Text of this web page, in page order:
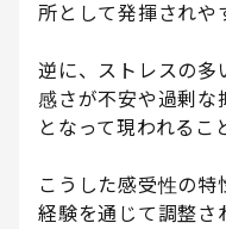
所として発揮されや
逆に、ストレスの多
感さが不安や過剰な
となって現われるこ
こうした感受性の特
経験を通じて調整さ